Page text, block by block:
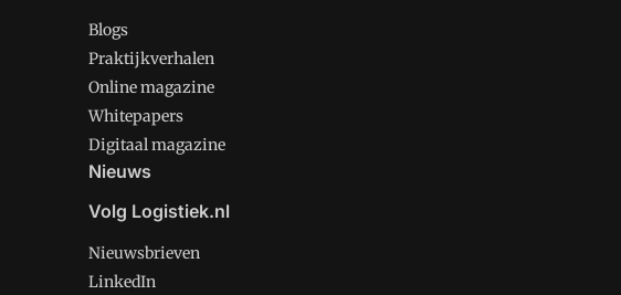
Blogs
Praktijkverhalen
Online magazine
Whitepapers
Digitaal magazine
Nieuws
Volg Logistiek.nl
Nieuwsbrieven
LinkedIn